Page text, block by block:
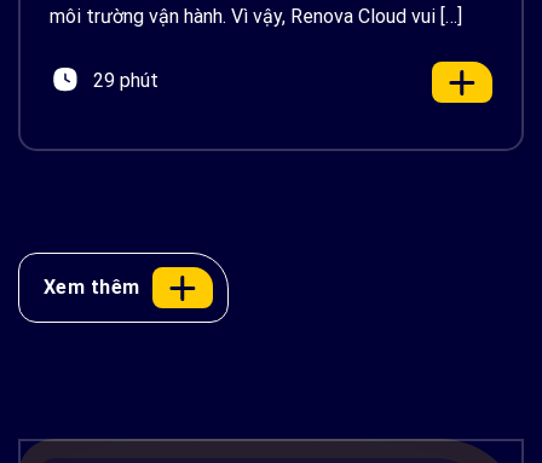
môi trường vận hành. Vì vậy, Renova Cloud vui […]
29 phút
Docker là gì? Container hóa ứng dụng
Xem thêm